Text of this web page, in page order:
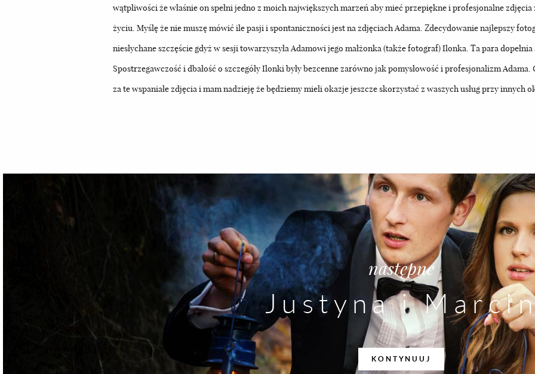
wątpliwości że właśnie on spełni jedno z moich największych marzeń aby mieć przepiękne i profesjonalne
życiu. Myślę że nie muszę mówić ile pasji i spontaniczności jest na zdjęciach Adama. Zdecydowanie najlepszy
niesłychane szczęście gdyż w sesji towarzyszyła Adamowi jego małżonka (także fotograf) Ilonka. Ta para
Spostrzegawczość i dbałość o szczegóły Ilonki były bezcenne zarówno jak pomysłowość i profesjonalizm
za te wspaniałe zdjęcia i mam nadzieję że będziemy mieli okazje jeszcze skorzystać z waszych usług przy innych
następne
Justyna i
KONTYNUUJ